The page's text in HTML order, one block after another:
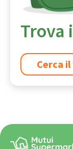
Trova
Cerca